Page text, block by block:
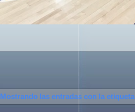
Mostrando las entradas con la etiqueta